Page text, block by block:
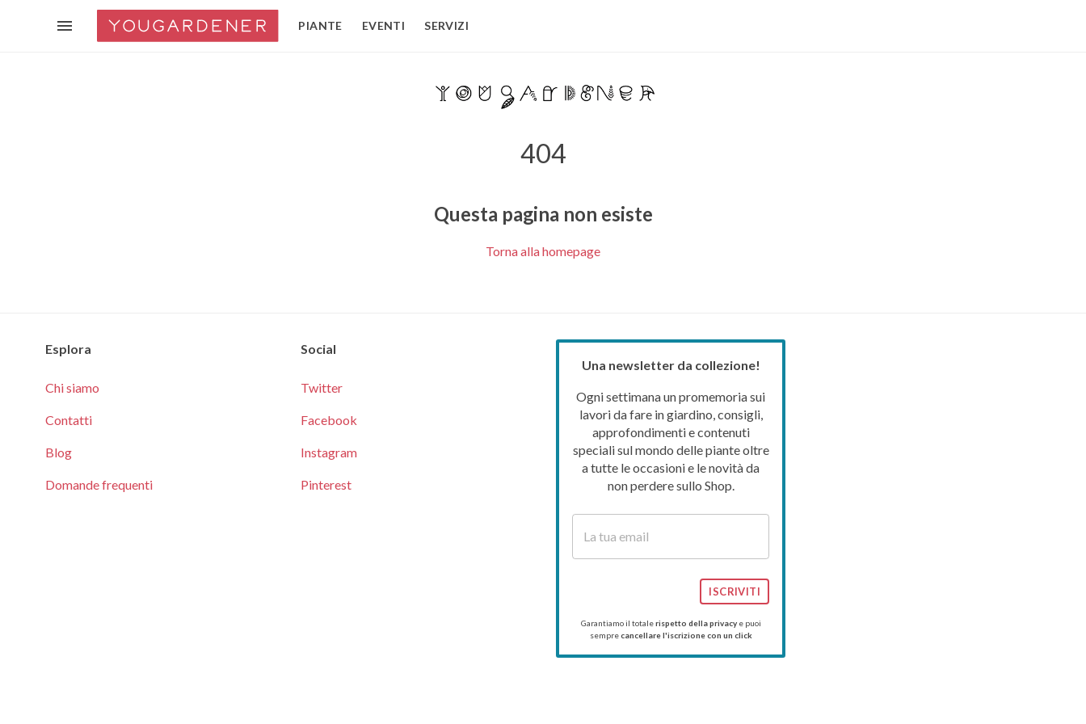
PIANTE EVENTI SERVIZI
404
Questa pagina non esiste
Torna alla homepage
Esplora
Chi siamo
Contatti
Blog
Domande frequenti
Social
Twitter
Facebook
Instagram
Pinterest
Una newsletter da collezione!
Ogni settimana un promemoria sui
lavori da fare in giardino, consigli,
approfondimenti e contenuti
speciali sul mondo delle piante oltre
a tutte le occasioni e le novità da
non perdere sullo Shop.
ISCRIVITI
Garantiamo il totalerispetto della privacye puoi
semprecancellare l'iscrizione con un click